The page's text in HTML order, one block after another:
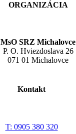
ORGANIZÁCIA
MsO SRZ Michalovce
P. O. Hviezdoslava 26
071 01 Michalovce
Kontakt
T: 0905 380 320